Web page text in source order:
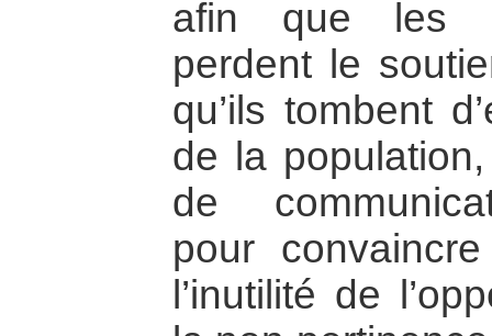
afin que les
perdent le
qu’ils tombent
de la
de
pour
l’inutilité de